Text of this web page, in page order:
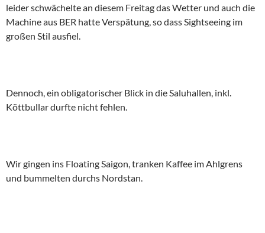
leider schwächelte an diesem Freitag das Wetter und auch die
Machine aus BER hatte Verspätung, so dass Sightseeing im
großen Stil ausfiel.
Dennoch, ein obligatorischer Blick in die Saluhallen, inkl.
Köttbullar durfte nicht fehlen.
Wir gingen ins Floating Saigon, tranken Kaffee im Ahlgrens
und bummelten durchs Nordstan.